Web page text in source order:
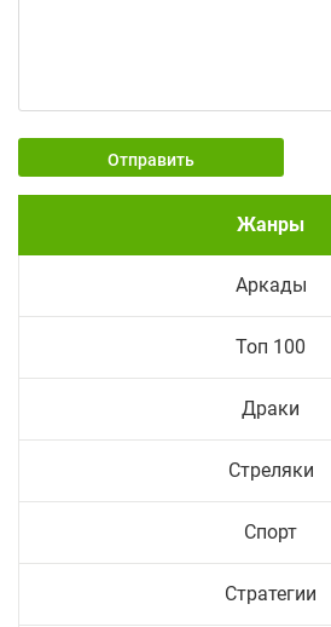
Отправить
Жанры
Аркады
Топ 100
Драки
Стреляки
Спорт
Стратегии